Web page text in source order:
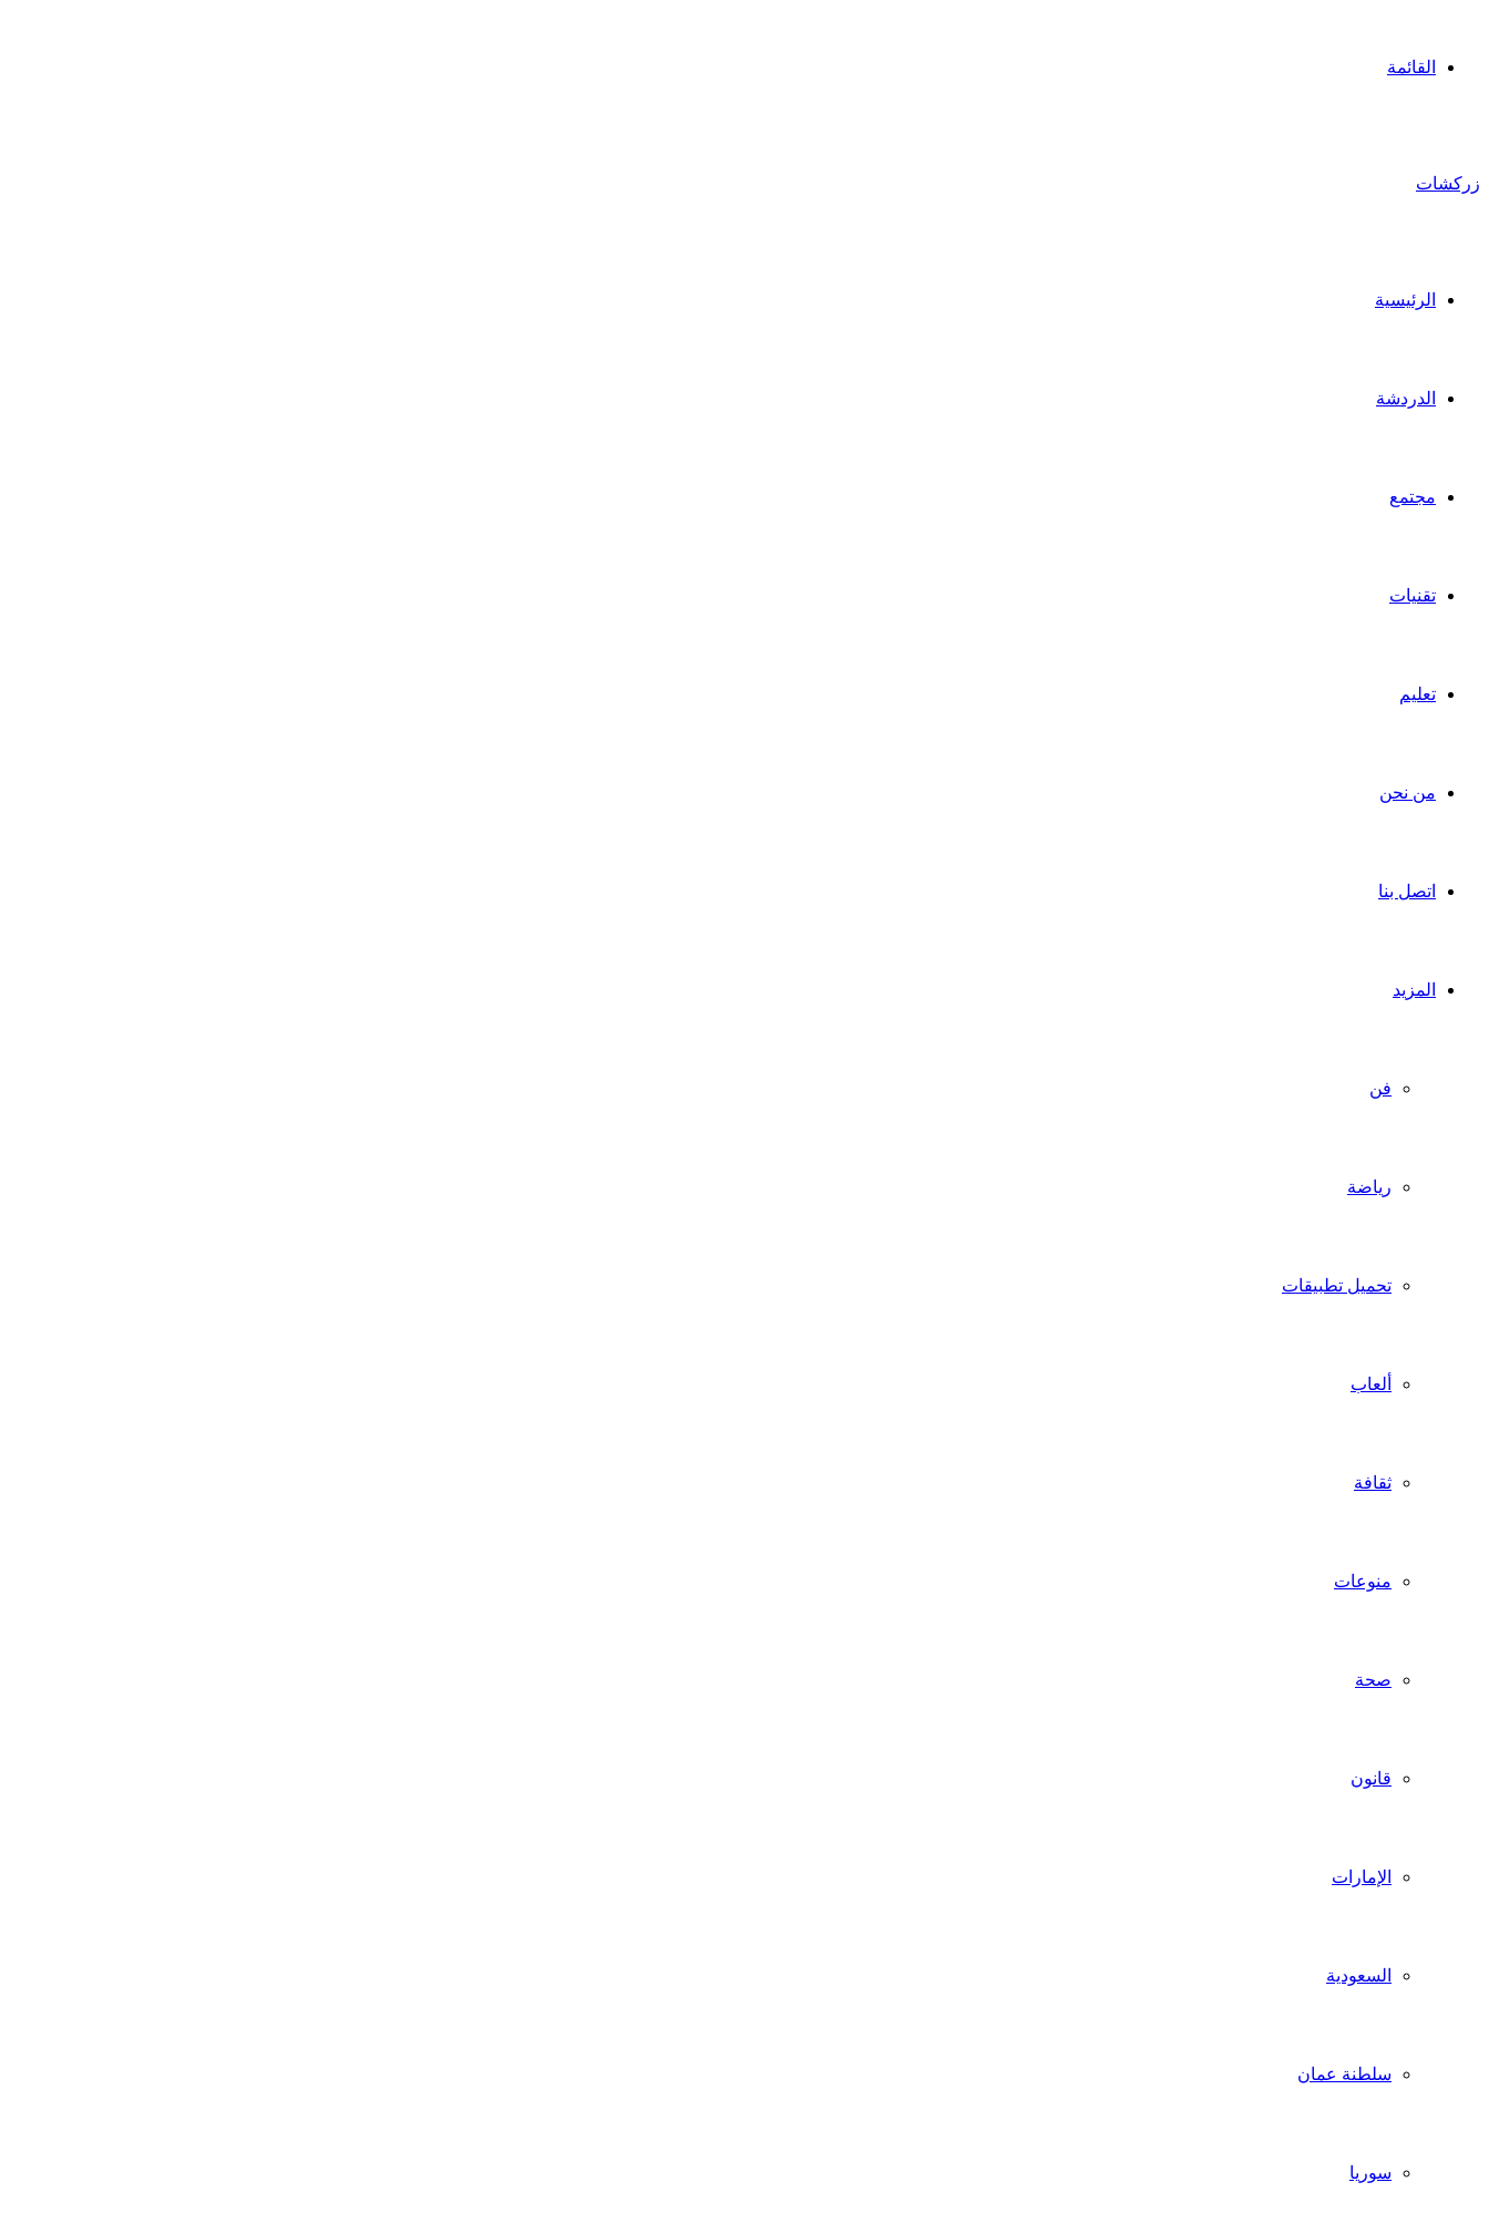
القائمة
زركشات
الرئيسية
الدردشة
مجتمع
تقنيات
تعليم
من نحن
اتصل بنا
المزيد
فن
رياضة
تحميل تطبيقات
ألعاب
ثقافة
منوعات
صحة
قانون
الإمارات
السعودية
سلطنة عمان
سوريا